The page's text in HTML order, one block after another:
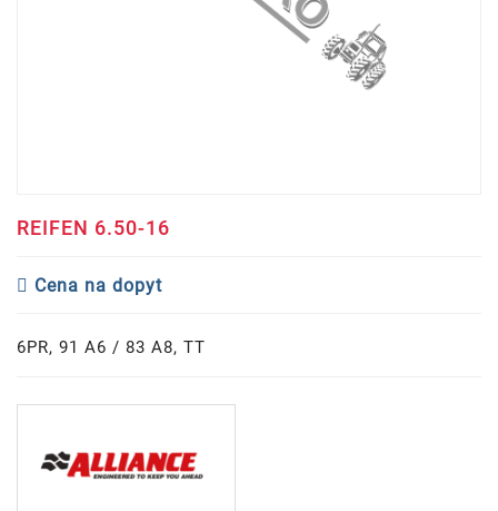
REIFEN 6.50-16
Cena na dopyt
6PR, 91 A6 / 83 A8, TT